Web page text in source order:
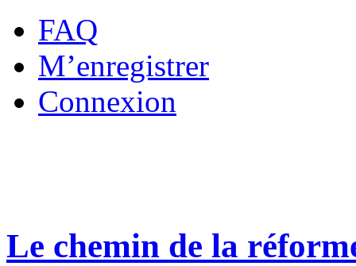
FAQ
M’enregistrer
Connexion
Le chemin de la